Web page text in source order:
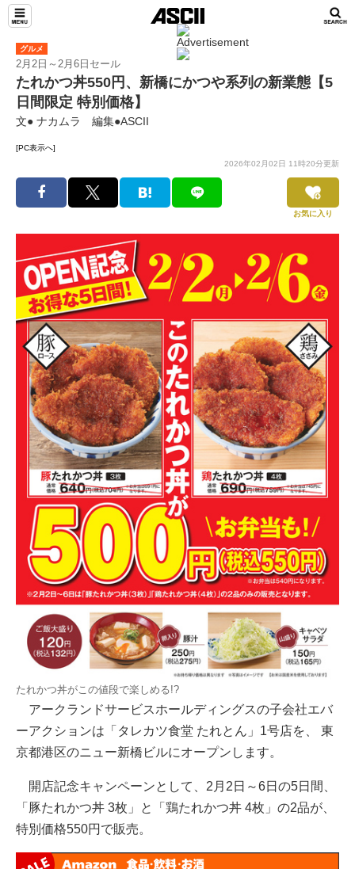
グルメ
2月2日～2月6日セール
たれかつ丼550円、新橋にかつや系列の新業態【5
日間限定 特別価格】
文● ナカムラ 編集●ASCII
[PC表示へ]
2026年02月02日 11時20分更新
お気に入り
たれかつ丼がこの値段で楽しめる!?
アークランドサービスホールディングスの子会社エバ
ーアクションは「タレカツ食堂 たれとん」1号店を、 東
京都港区のニュー新橋ビルにオープンします。
開店記念キャンペーンとして、2月2日～6日の5日間、
「豚たれかつ丼 3枚」と「鶏たれかつ丼 4枚」の2品が、
特別価格550円で販売。